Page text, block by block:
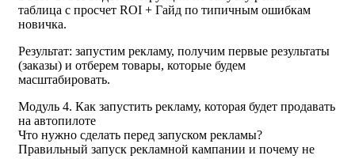
таблица с просчет ROI + Гайд по типичным ошибкам
новичка.
Результат: запустим рекламу, получим первые результаты
(заказы) и отберем товары, которые будем
масштабировать.
Модуль 4. Как запустить рекламу, которая будет продавать
на автопилоте
Что нужно сделать перед запуском рекламы?
Правильный запуск рекламной кампании и почему не